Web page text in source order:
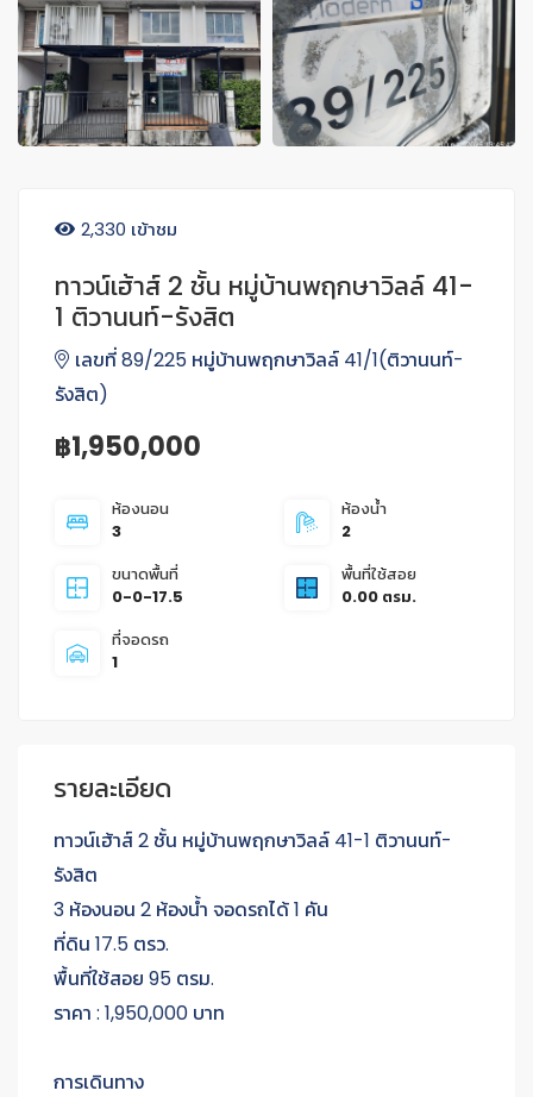
2,330 เข้าชม
ทาวน์เฮ้าส์ 2 ชั้น หมู่บ้านพฤกษาวิลล์ 41-
1 ติวานนท์-รังสิต
เลขที่ 89/225 หมู่บ้านพฤกษาวิลล์ 41/1(ติวานนท์-
รังสิต)
฿1,950,000
ห้องนอน
3
ห้องน้ำ
2
ขนาดพื้นที่
0-0-17.5
พื้นที่ใช้สอย
0.00 ตรม.
ที่จอดรถ
1
รายละเอียด
ทาวน์เฮ้าส์ 2 ชั้น หมู่บ้านพฤกษาวิลล์ 41-1 ติวานนท์-
รังสิต
3 ห้องนอน 2 ห้องน้ำ จอดรถได้ 1 คัน
ที่ดิน 17.5 ตรว.
พื้นที่ใช้สอย 95 ตรม.
ราคา : 1,950,000 บาท
การเดินทาง